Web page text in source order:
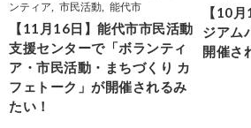
ンティア
市民活動 能代市
【11月16日】能代市市民活動
支援センターで「ボランティ
ア・市民活動・まちづくり カ
フェトーク」が開催されるみ
たい！
【10
ジアム
開催さ